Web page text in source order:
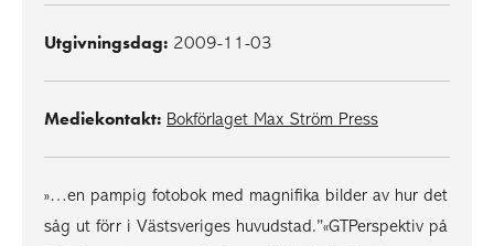
Utgivningsdag: 2009-11-03
Mediekontakt: Bokförlaget Max Ström Press
»…en pampig fotobok med magnifika bilder av hur det
såg ut förr i Västsveriges huvudstad.”«GTPerspektiv på